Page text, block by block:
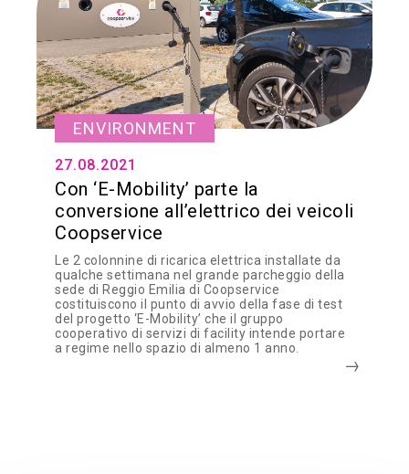
ENVIRONMENT
27.08.2021
Con ‘E-Mobility’ parte la
conversione all’elettrico dei veicoli
Coopservice
Le 2 colonnine di ricarica elettrica installate da
qualche settimana nel grande parcheggio della
sede di Reggio Emilia di Coopservice
costituiscono il punto di avvio della fase di test
del progetto ‘E-Mobility’ che il gruppo
cooperativo di servizi di facility intende portare
a regime nello spazio di almeno 1 anno.